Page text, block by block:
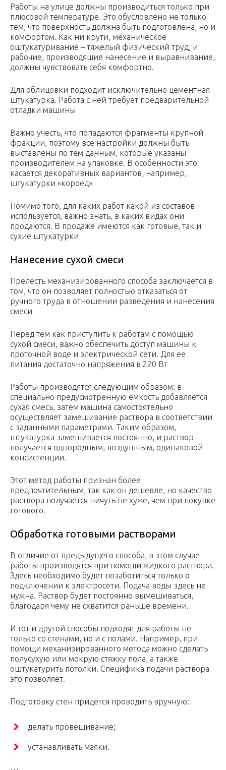
Работы на улице должны производиться только при
плюсовой температуре. Это обусловлено не только
тем, что поверхность должна быть подготовлена, но и
комфортом. Как ни крути, механическое
оштукатуривание – тяжелый физический труд, и
рабочие, производящие нанесение и выравнивание,
должны чувствовать себя комфортно.
Для облицовки подходит исключительно цементная
штукатурка. Работа с ней требует предварительной
отладки машины
Важно учесть, что попадаются фрагменты крупной
фракции, поэтому все настройки должны быть
выставлены по тем данным, которые указаны
производителем на упаковке. В особенности это
касается декоративных вариантов, например,
штукатурки «короед»
Помимо того, для каких работ какой из составов
используется, важно знать, в каких видах они
продаются. В продаже имеются как готовые, так и
сухие штукатурки
Нанесение сухой смеси
Прелесть механизированного способа заключается в
том, что он позволяет полностью отказаться от
ручного труда в отношении разведения и нанесения
смеси
Перед тем как приступить к работам с помощью
сухой смеси, важно обеспечить доступ машины к
проточной воде и электрической сети. Для ее
питания достаточно напряжения в 220 Вт
Работы производятся следующим образом: в
специально предусмотренную емкость добавляется
сухая смесь, затем машина самостоятельно
осуществляет замешивание раствора в соответствии
с заданными параметрами. Таким образом,
штукатурка замешивается постоянно, и раствор
получается однородным, воздушным, одинаковой
консистенции.
Этот метод работы признан более
предпочтительным, так как он дешевле, но качество
раствора получается ничуть не хуже, чем при покупке
готового.
Обработка готовыми растворами
В отличие от предыдущего способа, в этом случае
работы производятся при помощи жидкого раствора.
Здесь необходимо будет позаботиться только о
подключении к электросети. Подача воды здесь не
нужна. Раствор будет постоянно вымешиваться,
благодаря чему не схватится раньше времени.
И тот и другой способы подходят для работы не
только со стенами, но и с полами. Например, при
помощи механизированного метода можно сделать
полусухую или мокрую стяжку пола, а также
оштукатурить потолки. Специфика подачи раствора
это позволяет.
Подготовку стен придется проводить вручную:
делать провешивание;
устанавливать маяки.